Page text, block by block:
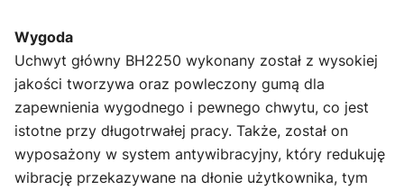
Wygoda
Uchwyt główny BH2250 wykonany został z wysokiej
jakości tworzywa oraz powleczony gumą dla
zapewnienia wygodnego i pewnego chwytu, co jest
istotne przy długotrwałej pracy. Także, został on
wyposażony w system antywibracyjny, który redukuję
wibrację przekazywane na dłonie użytkownika, tym